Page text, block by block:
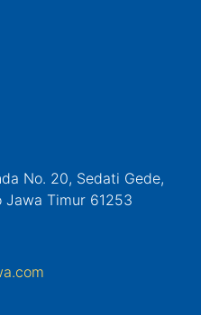
No. 20, Sedati Gede,
Jawa Timur 61253